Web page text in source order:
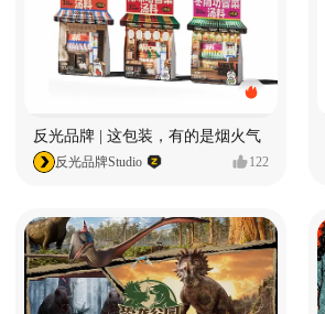
反光品牌 | 这包装，有的是烟火气
反光品牌Studio 122